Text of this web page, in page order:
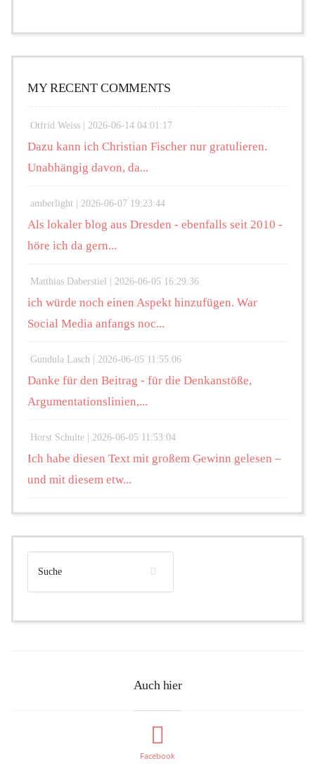
MY RECENT COMMENTS
Otfrid Weiss | 2026-06-14 04:01:17
Dazu kann ich Christian Fischer nur gratulieren.
Unabhängig davon, da...
amberlight | 2026-06-07 19:23:44
Als lokaler blog aus Dresden - ebenfalls seit 2010 -
höre ich da gern...
Matthias Daberstiel | 2026-06-05 16:29:36
ich würde noch einen Aspekt hinzufügen. War
Social Media anfangs noc...
Gundula Lasch | 2026-06-05 11:55:06
Danke für den Beitrag - für die Denkanstöße,
Argumentationslinien,...
Horst Schulte | 2026-06-05 11:53:04
Ich habe diesen Text mit großem Gewinn gelesen –
und mit diesem etw...
Auch hier
Facebook